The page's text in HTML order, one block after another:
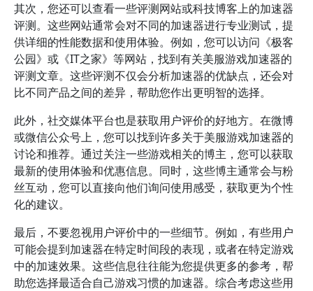
其次，您还可以查看一些评测网站或科技博客上的加速器
评测。这些网站通常会对不同的加速器进行专业测试，提
供详细的性能数据和使用体验。例如，您可以访问《极客
公园》或《IT之家》等网站，找到有关美服游戏加速器的
评测文章。这些评测不仅会分析加速器的优缺点，还会对
比不同产品之间的差异，帮助您作出更明智的选择。
此外，社交媒体平台也是获取用户评价的好地方。在微博
或微信公众号上，您可以找到许多关于美服游戏加速器的
讨论和推荐。通过关注一些游戏相关的博主，您可以获取
最新的使用体验和优惠信息。同时，这些博主通常会与粉
丝互动，您可以直接向他们询问使用感受，获取更为个性
化的建议。
最后，不要忽视用户评价中的一些细节。例如，有些用户
可能会提到加速器在特定时间段的表现，或者在特定游戏
中的加速效果。这些信息往往能为您提供更多的参考，帮
助您选择最适合自己游戏习惯的加速器。综合考虑这些用